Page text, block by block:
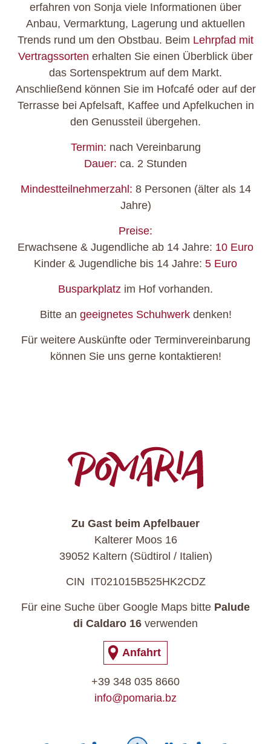
erfahren von Sonja viele Informationen über
Anbau, Vermarktung, Lagerung und aktuellen
Trends rund um den Obstbau. Beim Lehrpfad mit
Vertragssorten erhalten Sie einen Überblick über
das Sortenspektrum auf dem Markt.
Anschließend können Sie im Hofcafé oder auf der
Terrasse bei Apfelsaft, Kaffee und Apfelkuchen in
den Genussteil übergehen.
Termin: nach Vereinbarung
Dauer: ca. 2 Stunden
Mindestteilnehmerzahl: 8 Personen (älter als 14
Jahre)
Preise:
Erwachsene & Jugendliche ab 14 Jahre: 10 Euro
Kinder & Jugendliche bis 14 Jahre: 5 Euro
Busparkplatz im Hof vorhanden.
Bitte an geeignetes Schuhwerkdenken!
Für weitere Auskünfte oder Terminvereinbarung
können Sie uns gerne kontaktieren!
Zu Gast beim Apfelbauer
Kalterer Moos 16
39052 Kaltern (Südtirol / Italien)
CIN IT021015B525HK2CDZ
Für eine Suche über Google Maps bitte Palude
di Caldaro 16 verwenden
Anfahrt
+39 348 035 8660
info@pomaria.bz